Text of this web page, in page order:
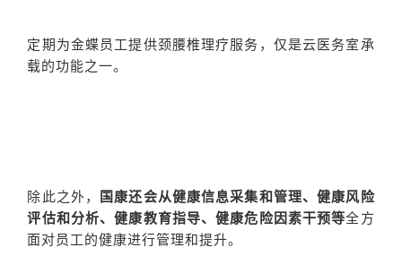
定期为金蝶员工提供颈腰椎理疗服务，仅是云医务室承
载的功能之一。
除此之外，
国康还会从健康信息采集和管理、健康风险
评估和分析、健康教育指导、健康危险因素干预等全方
面对员工的健康进行管理和提升。